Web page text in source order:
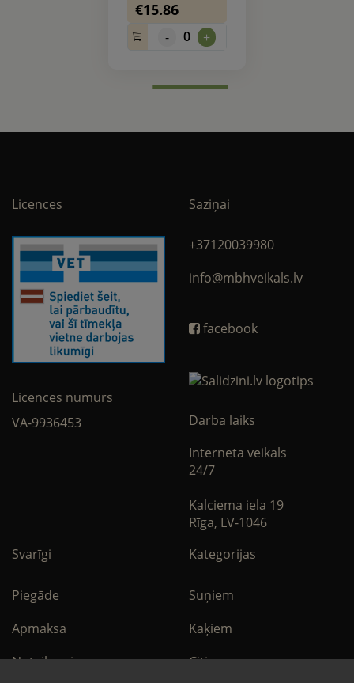
€15.86
- 0 +
Licences
Licences numurs
VA-9936453
Saziņai
+37120039980
info@mbhveikals.lv
facebook
Darba laiks
Interneta veikals
24/7
Kalciema iela 19
Rīga, LV-1046
Svarīgi
Piegāde
Apmaksa
Noteikumi
Kategorijas
Suņiem
Kaķiem
Citi